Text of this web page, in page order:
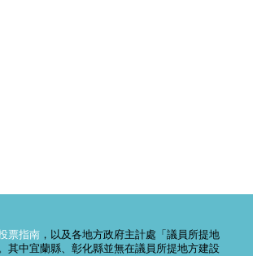
票指南 ，以及各地方政府主計處「議員所提地
其中宜蘭縣、彰化縣並無在議員所提地方建設